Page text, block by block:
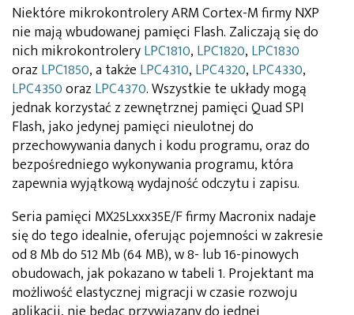
Niektóre mikrokontrolery ARM Cortex-M firmy NXP
nie mają wbudowanej pamięci Flash. Zaliczają się do
nich mikrokontroleryLPC1810, LPC1820, LPC1830
oraz LPC1850, a także LPC4310, LPC4320, LPC4330,
LPC4350oraz LPC4370. Wszystkie te układy mogą
jednak korzystać z zewnętrznej pamięci Quad SPI
Flash, jako jedynej pamięci nieulotnej do
przechowywania danych i kodu programu, oraz do
bezpośredniego wykonywania programu, która
zapewnia wyjątkową wydajność odczytu i zapisu.
Seria pamięci MX25Lxxx35E/F firmy Macronix nadaje
się do tego idealnie, oferując pojemności w zakresie
od 8 Mb do 512 Mb (64 MB), w 8- lub 16-pinowych
obudowach, jak pokazano w tabeli 1. Projektant ma
możliwość elastycznej migracji w czasie rozwoju